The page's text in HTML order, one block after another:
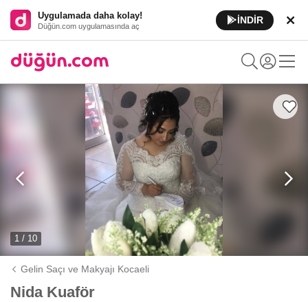
Uygulamada daha kolay!
Düğün.com uygulamasında aç
İNDİR
1 / 10
Gelin Saçı ve Makyajı Kocaeli
Nida Kuaför